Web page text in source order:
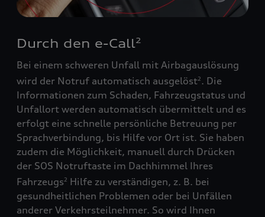
Durch den e-Call2
Bei einem schweren Unfall mit Airbagauslösung
wird der Notruf automatisch ausgelöst2 . Die
Informationen zum Schaden, Fahrzeugstatus und
Unfallort werden automatisch übermittelt und es
erfolgt eine schnelle persönliche Betreuung per
Sprachverbindung, bis Hilfe vor Ort ist. Sie haben
zudem die Möglichkeit, manuell durch Drücken
der SOS Notruftaste im Dachhimmel Ihres
Fahrzeugs2 Hilfe zu verständigen, z. B. bei
gesundheitlichen Problemen oder bei Unfällen
anderer Verkehrsteilnehmer. So wird Ihnen